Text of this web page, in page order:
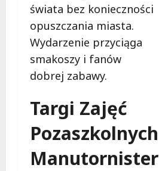
świata bez konieczności
opuszczania miasta.
Wydarzenie przyciąga
smakoszy i fanów
dobrej zabawy.
Targi Zajęć
Pozaszkolnych
Manutornister